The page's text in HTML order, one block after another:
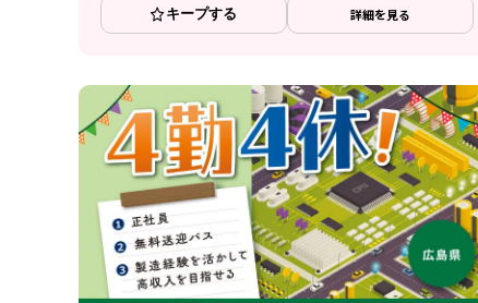
キープする 詳細を見る